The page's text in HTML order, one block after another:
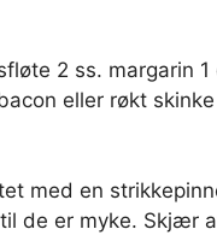
2 ss. margarin
eller røkt
med en
de er myke. Skjær